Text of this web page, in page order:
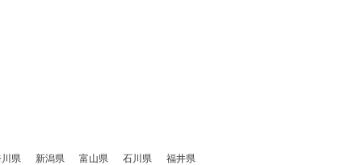
県 新潟県 富山県 石川県 福井県